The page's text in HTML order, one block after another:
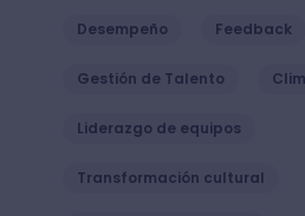
Desempeño Feedback
Gestión de Talento
Liderazgo de equipos
Transformación cultural